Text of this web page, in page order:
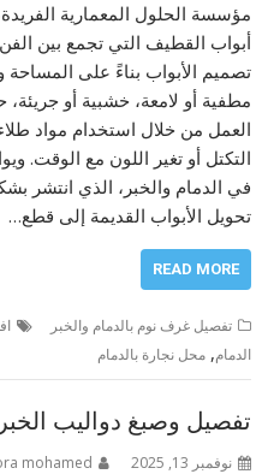
مؤسسة الحلول المعمارية
أبواب القطيف التي تجمع بين
تصميم الأبواب بناءً على المساحة
مطفية أو لامعة، خشبية أو
العمل من خلال استخدام مواد
التكتل أو تغير اللون مع الوقت.
في الدمام والخبر، الذي انتشر
تحويل الأبواب القديمة إلى قطع…
READ MORE
تفصيل غرف نوم بالدمام والخبر
الدمام,محل نجارة بالدمام
تفصيل وصبغ دواليب الخبر
نوفمبر 13, 2025 mohamed